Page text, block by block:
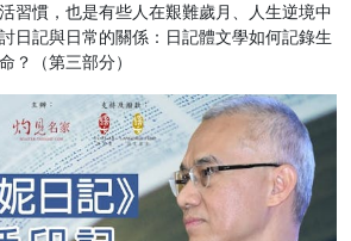
習慣，也是有些人在艱難歲月、人生逆境中
日記與日常的關係：日記體文學如何記錄生
？（第三部分）